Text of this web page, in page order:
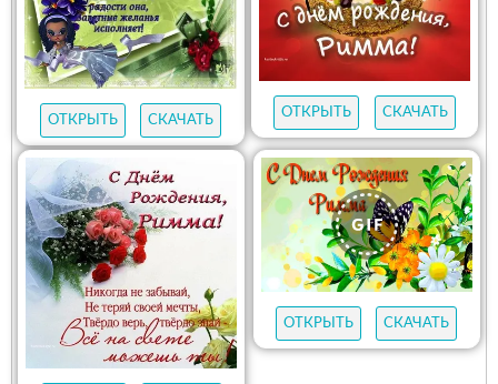
ОТКРЫТЬ СКАЧАТЬ ОТКРЫТЬ СКАЧАТЬ
ОТКРЫТЬ СКАЧАТЬ